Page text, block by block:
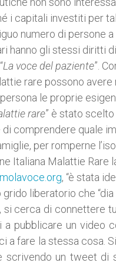
i capitali investiti per
numero di
hanno gli stessi diritti
La voce del paziente”.
rare possono
le proprie
rare” è stato
comprendere quale
per romperne
Italiana Malattie Rare
, “è stata
liberatorio che
cerca di connettere
pubblicare un video
a fare la stessa
scrivendo un tweet di